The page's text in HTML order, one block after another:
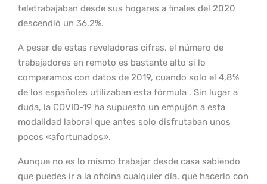
teletrabajaban desde sus hogares a finales del 2020
descendió un 36,2%.
A pesar de estas reveladoras cifras, el número de
trabajadores en remoto es bastante alto si lo
comparamos con datos de 2019, cuando solo el 4,8%
de los españoles utilizaban esta fórmula . Sin lugar a
duda, la COVID-19 ha supuesto un empujón a esta
modalidad laboral que antes solo disfrutaban unos
pocos «afortunados».
Aunque no es lo mismo trabajar desde casa sabiendo
que puedes ir a la oficina cualquier día, que hacerlo con